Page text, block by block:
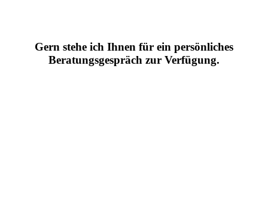
Gern stehe ich Ihnen für ein persönliches
Beratungsgespräch zur Verfügung.